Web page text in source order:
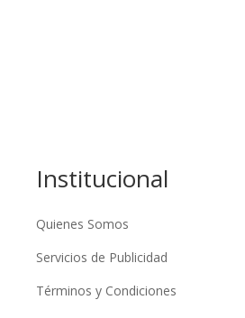
Institucional
Quienes Somos
Servicios de Publicidad
Términos y Condiciones